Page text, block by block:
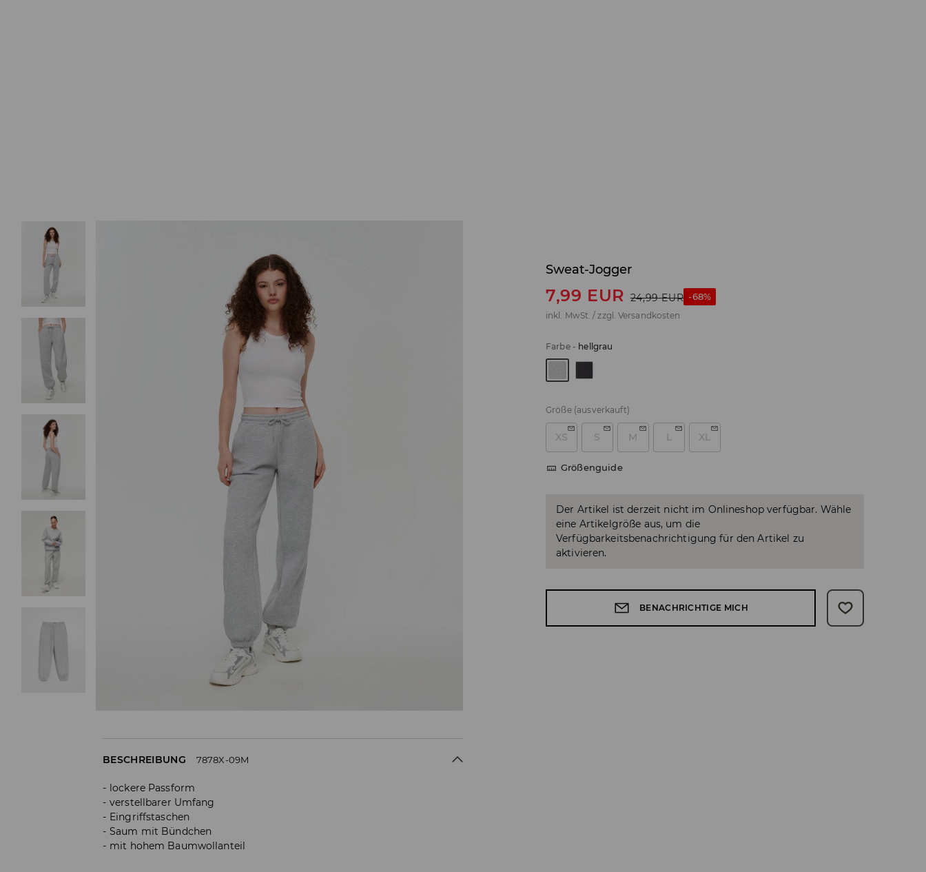
Sweat-Jogger
7,99 EUR 24,99 EUR -68%
inkl. MwSt. / zzgl. Versandkosten
Farbe- hellgrau
Größe (ausverkauft)
XS S M L XL
Größenguide
Der Artikel ist derzeit nicht im Onlineshop verfügbar. Wähle
eine Artikelgröße aus, um die
Verfügbarkeitsbenachrichtigung für den Artikel zu
aktivieren.
BENACHRICHTIGE MICH
BESCHREIBUNG 7878X-09M
lockere Passform
verstellbarer Umfang
Eingriffstaschen
Saum mit Bündchen
mit hohem Baumwollanteil